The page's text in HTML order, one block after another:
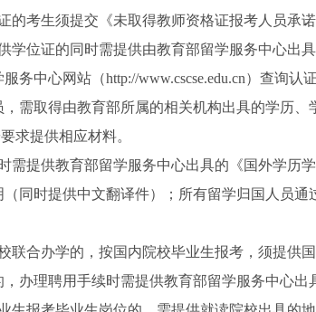
的考生须提交《未取得教师资格证报考人员承诺
学位证的同时需提供由教育部留学服务中心出
务中心网站（http://www.cscse.edu.cn）查询
需取得由教育部所属的相关机构出具的学历、
求提供相应材料。
需提供教育部留学服务中心出具的《国外学历
同时提供中文翻译件）；所有留学归国人员
联合办学的，按国内院校毕业生报考，须提供
办理聘用手续时需提供教育部留学服务中心出